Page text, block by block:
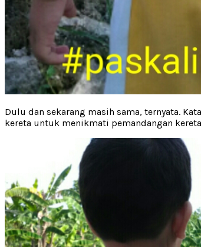
Dulu dan sekarang masih sama, ternyata.
kereta untuk menikmati pemandangan